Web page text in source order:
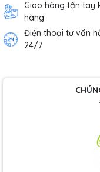
Giao hàng tận tay
hàng
Điện thoại tư vấn
24/7